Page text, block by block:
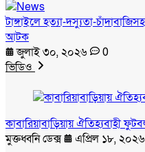
টাঙ্গাইলে হত্যা-দস্যুতা-
আটক
জুলাই ৩০, ২০২৬
0
ভিডিও
কাবারিয়াবাড়িয়ায় ঐতিহ্যবাহী
মুক্তধ্বনি ডেক্স
এপ্রিল ১৮, ২০২৬